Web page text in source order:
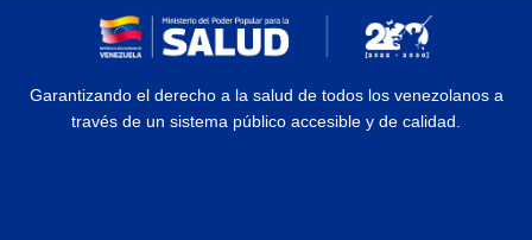
Garantizando el derecho a la salud de todos los venezolanos a
través de un sistema público accesible y de calidad.